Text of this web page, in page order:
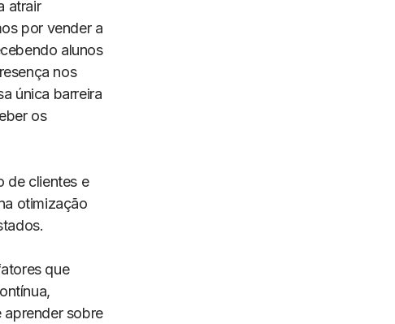
atrair
por vender a
alunos
nos
única barreira
os
de clientes e
otimização
que
sobre